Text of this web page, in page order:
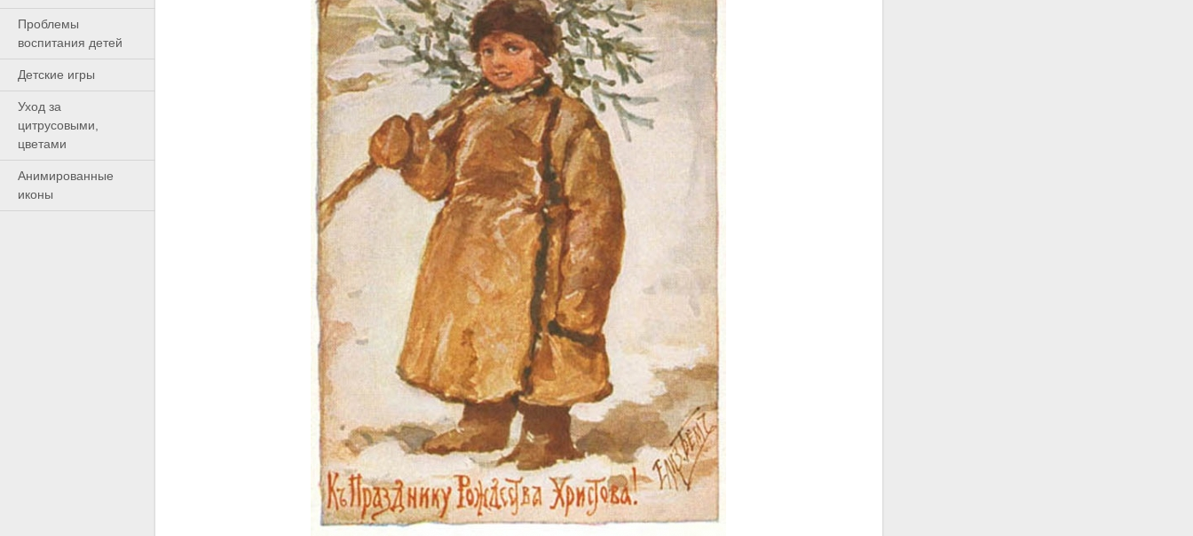
Проблемы
воспитания детей
Детские игры
Уход за
цитрусовыми,
цветами
Анимированные
иконы